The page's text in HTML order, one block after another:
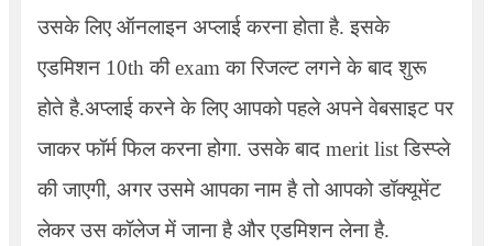
उसके लिए ऑनलाइन अप्लाई करना होता है. इसके
एडमिशन 10thकीexamका रिजल्ट लगने के बाद शुरू
होते है.अप्लाई करने के लिए आपको पहले अपने वेबसाइट पर
जाकर फॉर्म फिल करना होगा. उसके बाद merit listडिस्प्ले
की जाएगी, अगर उसमे आपका नाम है तो आपको डॉक्यूमेंट
लेकर उस कॉलेज में जाना है और एडमिशन लेना है.